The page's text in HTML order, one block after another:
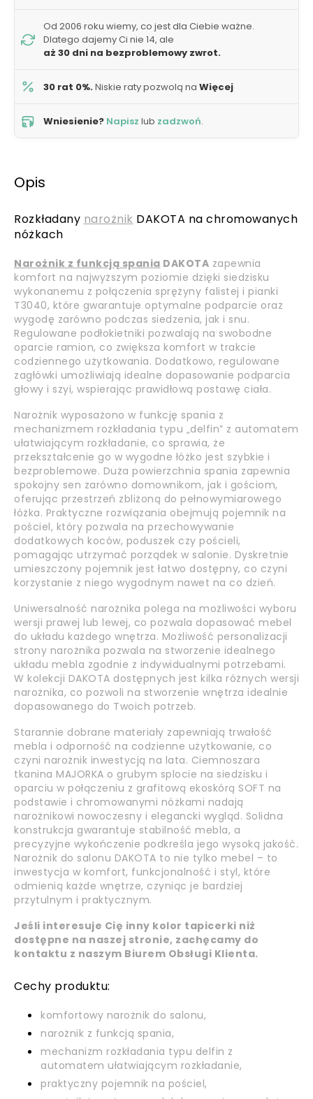
Od 2006 roku wiemy, co jest dla Ciebie ważne.
Dlatego dajemy Ci nie 14, ale
aż 30 dni na bezproblemowy zwrot.
30 rat 0%.Niskie raty pozwolą na Więcej
Wniesienie? Napisz lub zadzwoń.
Opis
Rozkładany narożnik DAKOTA na chromowanych
nóżkach
Narożnik z funkcją spania DAKOTA zapewnia
komfort na najwyższym poziomie dzięki siedzisku
wykonanemu z połączenia sprężyny falistej i pianki
T3040, które gwarantuje optymalne podparcie oraz
wygodę zarówno podczas siedzenia, jak i snu.
Regulowane podłokietniki pozwalają na swobodne
oparcie ramion, co zwiększa komfort w trakcie
codziennego użytkowania. Dodatkowo, regulowane
zagłówki umożliwiają idealne dopasowanie podparcia
głowy i szyi, wspierając prawidłową postawę ciała.
Narożnik wyposażono w funkcję spania z
mechanizmem rozkładania typu „delfin” z automatem
ułatwiającym rozkładanie, co sprawia, że
przekształcenie go w wygodne łóżko jest szybkie i
bezproblemowe. Duża powierzchnia spania zapewnia
spokojny sen zarówno domownikom, jak i gościom,
oferując przestrzeń zbliżoną do pełnowymiarowego
łóżka. Praktyczne rozwiązania obejmują pojemnik na
pościel, który pozwala na przechowywanie
dodatkowych koców, poduszek czy pościeli,
pomagając utrzymać porządek w salonie. Dyskretnie
umieszczony pojemnik jest łatwo dostępny, co czyni
korzystanie z niego wygodnym nawet na co dzień.
Uniwersalność narożnika polega na możliwości wyboru
wersji prawej lub lewej, co pozwala dopasować mebel
do układu każdego wnętrza. Możliwość personalizacji
strony narożnika pozwala na stworzenie idealnego
układu mebla zgodnie z indywidualnymi potrzebami.
W kolekcji DAKOTA dostępnych jest kilka różnych wersji
narożnika, co pozwoli na stworzenie wnętrza idealnie
dopasowanego do Twoich potrzeb.
Starannie dobrane materiały zapewniają trwałość
mebla i odporność na codzienne użytkowanie, co
czyni narożnik inwestycją na lata. Ciemnoszara
tkanina MAJORKA o grubym splocie na siedzisku i
oparciu w połączeniu z grafitową ekoskórą SOFT na
podstawie i chromowanymi nóżkami nadają
narożnikowi nowoczesny i elegancki wygląd. Solidna
konstrukcja gwarantuje stabilność mebla, a
precyzyjne wykończenie podkreśla jego wysoką jakość.
Narożnik do salonu DAKOTA to nie tylko mebel – to
inwestycja w komfort, funkcjonalność i styl, które
odmienią każde wnętrze, czyniąc je bardziej
przytulnym i praktycznym.
Jeśli interesuje Cię inny kolor tapicerki niż
dostępne na naszej stronie, zachęcamy do
kontaktu z naszym Biurem Obsługi Klienta.
Cechy produktu:
komfortowy narożnik do salonu,
narożnik z funkcją spania,
mechanizm rozkładania typu delfin z
automatem ułatwiającym rozkładanie,
praktyczny pojemnik na pościel,